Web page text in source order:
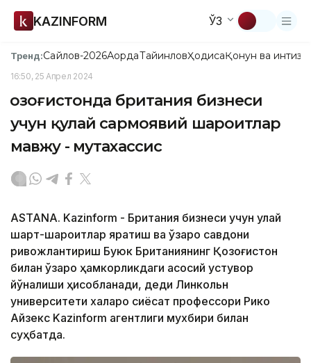
KAZINFORM ЎЗ
Тренд:Сайлов-2026АқордаТайинловҲодисаҚонун ва
16:50, 25 Апрел 2024
Қозоғистонда британия бизнеси
учун қулай сармоявий шароитлар
мавжу - мутахассис
ASTANA. Kazinform - Британия бизнеси учун қулай
шарт-шароитлар яратиш ва ўзаро савдони
ривожлантириш Буюк Британиянинг Қозоғистон
билан ўзаро ҳамкорликдаги асосий устувор
йўналиши ҳисобланади, деди Линкольн
университети халқаро сиёсат профессори Рико
Айзекс Kazinform агентлиги мухбири билан
суҳбатда.